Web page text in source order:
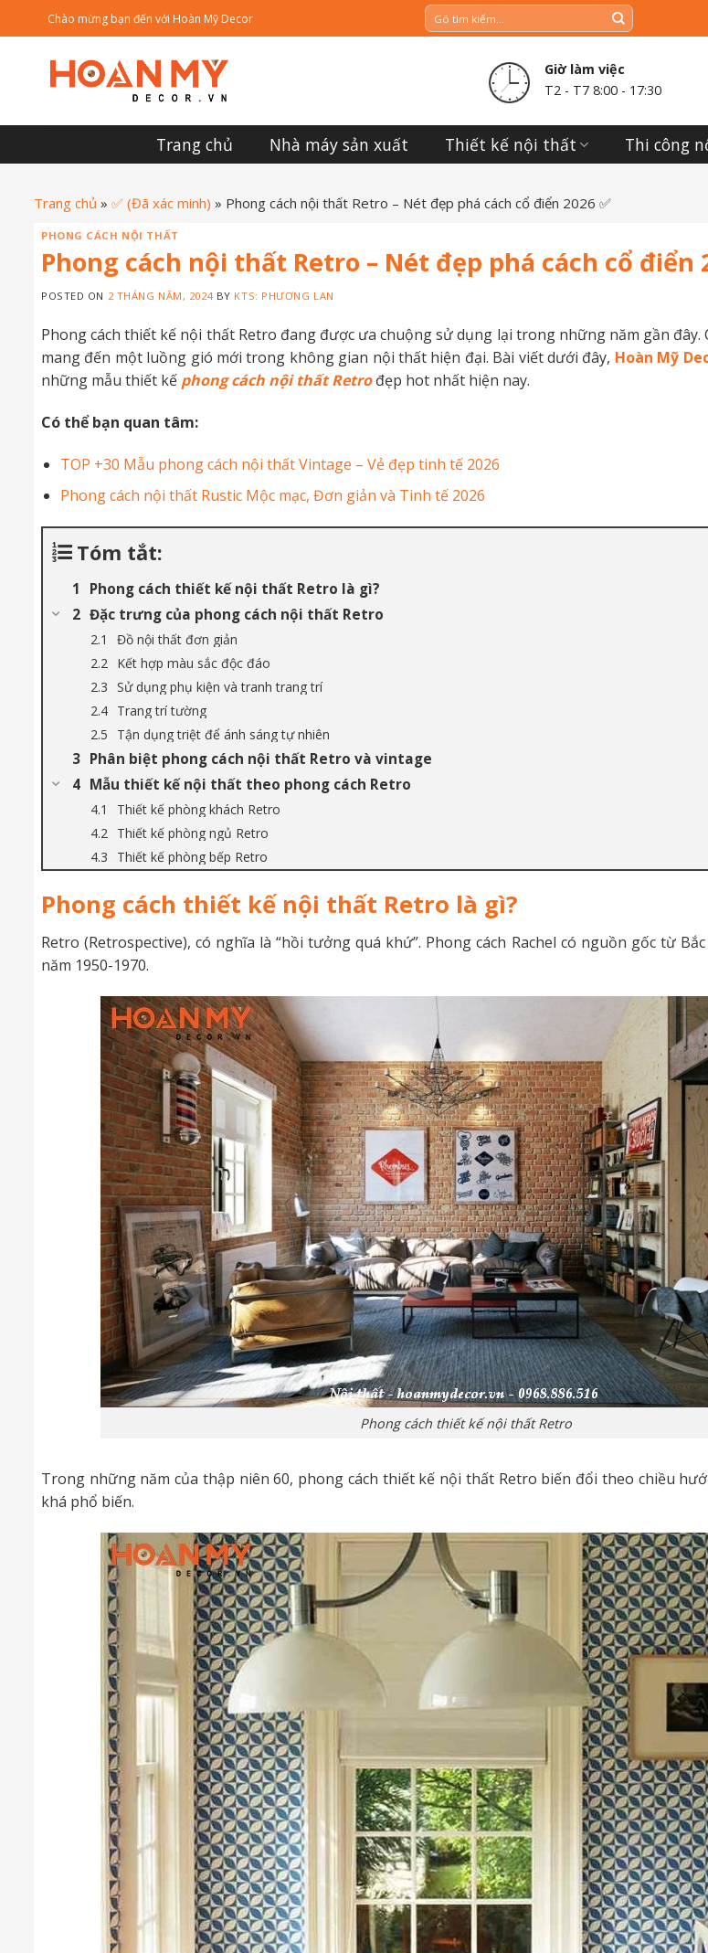
to
content
Chào mừng bạn đến với Hoàn Mỹ Decor
Giờ làm việc
T2 - T7 8:00 - 17:30
Trang chủ Nhà máy sản xuất Thiết kế nội thất Thi công
Trang chủ » ✅ (Đã xác minh) » Phong cách nội thất Retro – Nét đẹp phá cách cổ điển 2026 ✅
PHONG CÁCH NỘI THẤT
Phong cách nội thất Retro – Nét đẹp phá cách cổ điển
POSTED ON 2 THÁNG NĂM, 2024BY KTS: PHƯƠNG LAN
Phong cách thiết kế nội thất Retro đang được ưa chuộng sử dụng lại trong những năm gần đây.
mang đến một luồng gió mới trong không gian nội thất hiện đại. Bài viết dưới đây, Hoàn Mỹ
những mẫu thiết kế phong cách nội thất Retrođẹp hot nhất hiện nay.
Có thể bạn quan tâm:
TOP +30 Mẫu phong cách nội thất Vintage – Vẻ đẹp tinh tế 2026
Phong cách nội thất Rustic Mộc mạc, Đơn giản và Tinh tế 2026
Tóm tắt:
Phong cách thiết kế nội thất Retro là gì?
Đặc trưng của phong cách nội thất Retro
Đồ nội thất đơn giản
Kết hợp màu sắc độc đáo
Sử dụng phụ kiện và tranh trang trí
Trang trí tường
Tận dụng triệt để ánh sáng tự nhiên
Phân biệt phong cách nội thất Retro và vintage
Mẫu thiết kế nội thất theo phong cách Retro
Thiết kế phòng khách Retro
Thiết kế phòng ngủ Retro
Thiết kế phòng bếp Retro
Phong cách thiết kế nội thất Retro là gì?
Retro (Retrospective), có nghĩa là “hồi tưởng quá khứ”. Phong cách Rachel có nguồn gốc từ
năm 1950-1970.
Phong cách thiết kế nội thất Retro
Trong những năm của thập niên 60, phong cách thiết kế nội thất Retro biến đổi theo chiều
khá phổ biến.